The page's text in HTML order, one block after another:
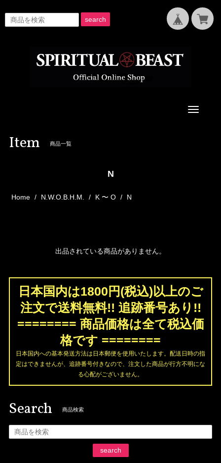
search
Toggle
Item 商品一覧
N
Home N.W.O.B.H.M. K 〜 O N
出品されている商品がありません。
日本国内は1800円(税込)以上のご
注文で送料無料!! 追跡番号あり!!
======== 商品価格は全て税込価
格です ========
日本国内への基本発送方法は日本郵便を使用いたします。配送日時の指
定はできませんが、追跡番号付きなので、注文した商品が行方不明にな
る心配がございません。
Search 商品検索
search